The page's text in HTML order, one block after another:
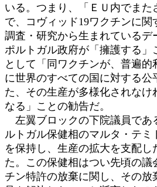
いる。つまり、「ＥＵ内でまた
で、コヴィッド19ワクチンに
調査・研究から生まれているデ
ポルトガル政府が「擁護する」
として「同ワクチンが、普遍的
に世界のすべての国に対する公
た、その生産が多様化されなけ
なる」ことの勧告だ。
左翼ブロックの下院議員であ
ルトガル保健相のマルタ・テ
を保持し、生産の拡大を支配し
た。この保健相はつい先頃の議
チン特許の放棄に関し、その放